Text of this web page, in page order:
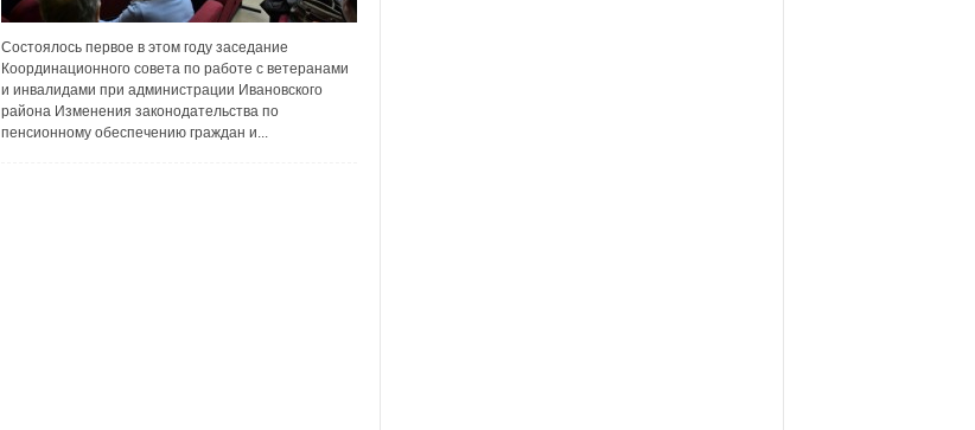
Состоялось первое в этом году заседание
Координационного совета по работе с ветеранами
и инвалидами при администрации Ивановского
района Изменения законодательства по
пенсионному обеспечению граждан и...